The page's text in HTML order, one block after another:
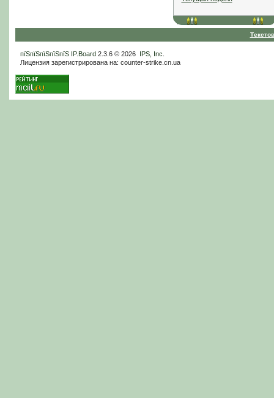
пїЅпїЅпїЅпїЅпїЅ IP.Board2.3.6 © 2026 IPS, Inc
Лицензия зарегистрирована на: counter-strike.cn.ua